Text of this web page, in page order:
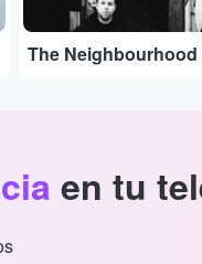
The Neighbourhood
en tu